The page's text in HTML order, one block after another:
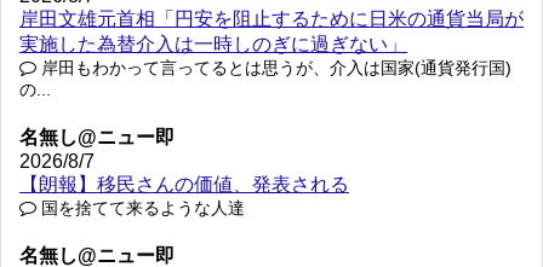
岸田文雄元首相「円安を阻止するために日米の通貨当局が
実施した為替介入は一時しのぎに過ぎない」
岸田もわかって言ってるとは思うが、介入は国家(通貨発行国)
の...
名無し@ニュー即
2026/8/7
【朗報】移民さんの価値、発表される
国を捨てて来るような人達
名無し@ニュー即